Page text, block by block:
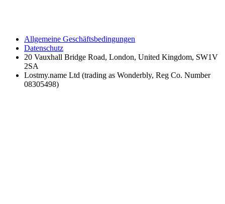
Allgemeine Geschäftsbedingungen
Datenschutz
20 Vauxhall Bridge Road, London, United Kingdom, SW1V
2SA
Lostmy.name Ltd (trading as Wonderbly, Reg Co. Number
08305498)